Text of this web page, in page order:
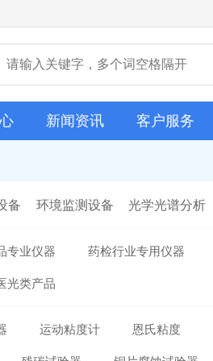
新闻资讯 客户服务
备 环境监测设备 光学光谱分析
专业仪器 药检行业专用仪器
光类产品
运动粘度计 恩氏粘度